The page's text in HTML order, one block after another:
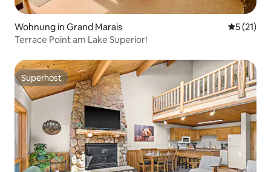
Wohnung in Grand Marais
5 (21)
Terrace Point am Lake Superior!
Superhost
Superhost